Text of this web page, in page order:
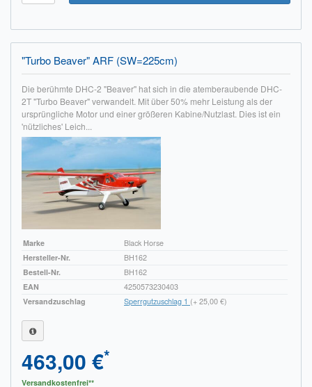
"Turbo Beaver" ARF (SW=225cm)
Die berühmte DHC-2 "Beaver" hat sich in die atemberaubende DHC-
2T "Turbo Beaver" verwandelt. Mit über 50% mehr Leistung als der
ursprüngliche Motor und einer größeren Kabine/Nutzlast. Dies ist ein
'nützliches' Leich...
Marke
Black Horse
Hersteller-Nr.
BH162
Bestell-Nr.
BH162
EAN
4250573230403
Versandzuschlag
Sperrgutzuschlag 1 (+ 25,00 €)
463,00 €*
Versandkostenfrei**